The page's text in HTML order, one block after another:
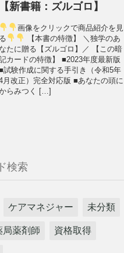
【新書籍：ズルゴロ】
画像をクリックで商品紹介を見
る
【本書の特徴】 ＼独学のあ
なたに贈る【ズルゴロ】／ 【この暗
カードの特徴】 ■2023年度最新版
試験作成に関する手引き（令和5年
月改正）完全対応版 ■あなたの頭に
らみつく […]
ケアマネジャー 未分類
局薬剤師 資格取得